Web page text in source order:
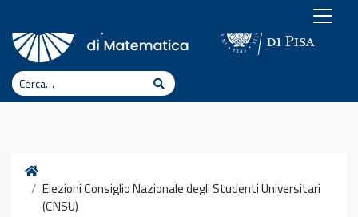
Cerca Cerca
Home
Elezioni Consiglio Nazionale degli Studenti Universitari
(CNSU)